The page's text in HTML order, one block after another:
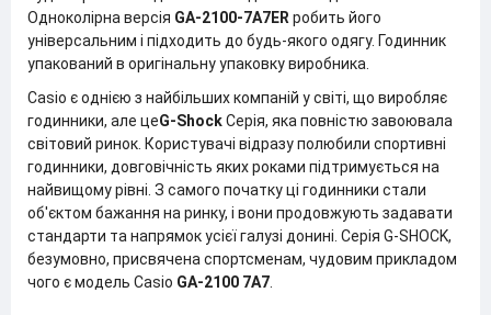
Одноколірна версія GA-2100-7A7ER робить його
універсальним і підходить до будь-якого одягу. Годинник
упакований в оригінальну упаковку виробника.
Casio є однією з найбільших компаній у світі, що виробляє
годинники, але цеG-ShockСерія, яка повністю завоювала
світовий ринок. Користувачі відразу полюбили спортивні
годинники, довговічність яких роками підтримується на
найвищому рівні. З самого початку ці годинники стали
об'єктом бажання на ринку, і вони продовжують задавати
стандарти та напрямок усієї галузі донині. Серія G-SHOCK,
безумовно, присвячена спортсменам, чудовим прикладом
чого є модель Casio GA-2100 7A7